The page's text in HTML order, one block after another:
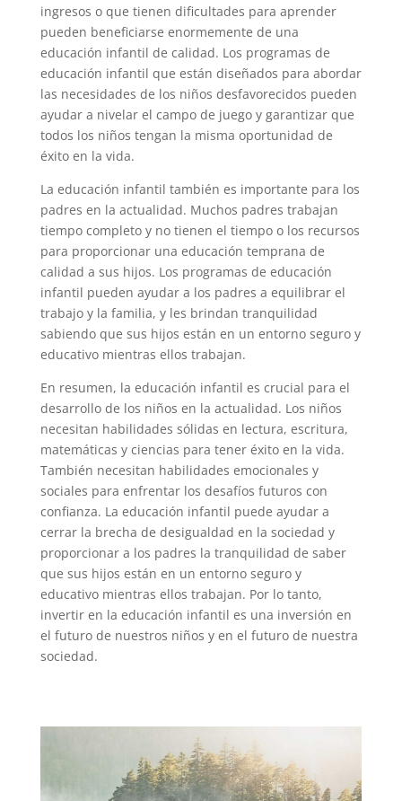
ingresos o que tienen dificultades para aprender
pueden beneficiarse enormemente de una
educación infantil de calidad. Los programas de
educación infantil que están diseñados para abordar
las necesidades de los niños desfavorecidos pueden
ayudar a nivelar el campo de juego y garantizar que
todos los niños tengan la misma oportunidad de
éxito en la vida.
La educación infantil también es importante para los
padres en la actualidad. Muchos padres trabajan
tiempo completo y no tienen el tiempo o los recursos
para proporcionar una educación temprana de
calidad a sus hijos. Los programas de educación
infantil pueden ayudar a los padres a equilibrar el
trabajo y la familia, y les brindan tranquilidad
sabiendo que sus hijos están en un entorno seguro y
educativo mientras ellos trabajan.
En resumen, la educación infantil es crucial para el
desarrollo de los niños en la actualidad. Los niños
necesitan habilidades sólidas en lectura, escritura,
matemáticas y ciencias para tener éxito en la vida.
También necesitan habilidades emocionales y
sociales para enfrentar los desafíos futuros con
confianza. La educación infantil puede ayudar a
cerrar la brecha de desigualdad en la sociedad y
proporcionar a los padres la tranquilidad de saber
que sus hijos están en un entorno seguro y
educativo mientras ellos trabajan. Por lo tanto,
invertir en la educación infantil es una inversión en
el futuro de nuestros niños y en el futuro de nuestra
sociedad.